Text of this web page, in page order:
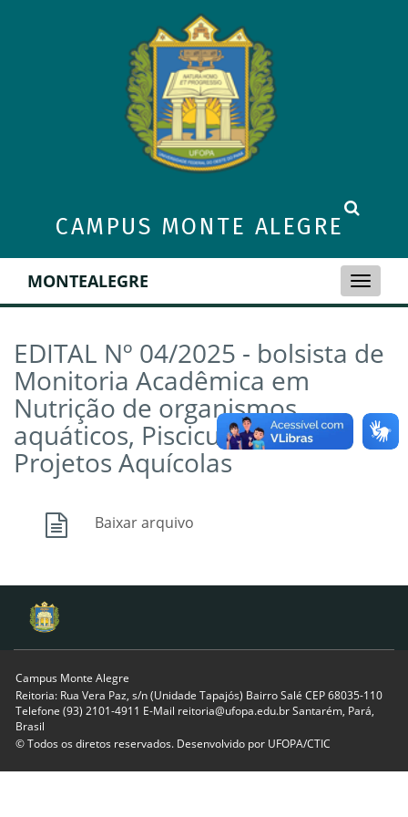
CAMPUS MONTE ALEGRE
Toggle
MONTEALEGRE
EDITAL Nº 04/2025 - bolsista de
Monitoria Acadêmica em
Nutrição de organismos
aquáticos, Piscicultura e
Projetos Aquícolas
Baixar arquivo
Campus Monte Alegre
Reitoria: Rua Vera Paz, s/n (Unidade Tapajós) Bairro Salé CEP 68035-110
Telefone (93) 2101-4911 E-Mail reitoria@ufopa.edu.br Santarém, Pará,
Brasil
© Todos os diretos reservados. Desenvolvido por UFOPA/CTIC